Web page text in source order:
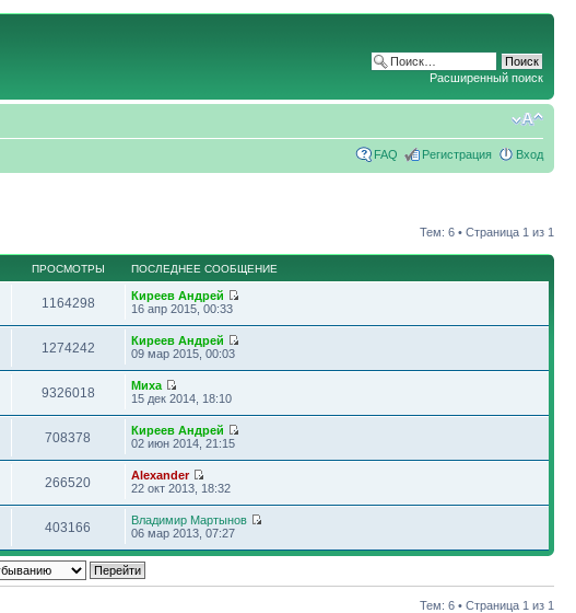
Расширенный поиск
FAQ Регистрация Вход
Тем: 6 • Страница 1 из 1
ПРОСМОТРЫ ПОСЛЕДНЕЕ СООБЩЕНИЕ
1164298
Киреев Андрей
16 апр 2015, 00:33
1274242
Киреев Андрей
09 мар 2015, 00:03
9326018
Миха
15 дек 2014, 18:10
708378
Киреев Андрей
02 июн 2014, 21:15
266520
Alexander
22 окт 2013, 18:32
403166
Владимир Мартынов
06 мар 2013, 07:27
Тем: 6 • Страница 1 из 1